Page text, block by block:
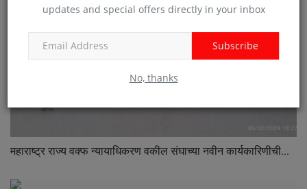
updates and special offers directly in your inbox
Subscribe
No, thanks
महाराष्ट्र राज्य वक्फ न्यायाधिकरण वकील संघाच्या नवीन कार्यकारिणीची...